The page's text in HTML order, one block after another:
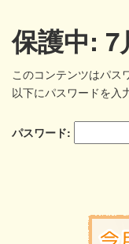
保護中:
このコンテンツはパス
以下にパスワードを入
パスワード: